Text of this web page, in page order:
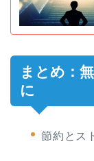
まとめ：
に
節約とス